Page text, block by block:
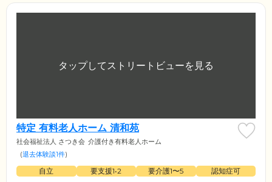
特定 有料老人ホーム 清和苑
社会福祉法人 さつき会 介護付き有料老人ホーム
(退去体験談1件)
自立 要支援1•2 要介護1〜5
認知症可